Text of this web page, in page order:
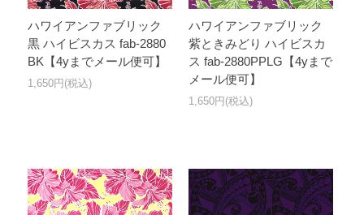
ハワイアンファブリック
黒 ハイビスカス fab-2880
BK【4yまでメール便可】
1,650円(税込)
ハワイアンファブリック
紫ときみどり ハイビスカ
ス fab-2880PPLG【4yまで
メール便可】
1,650円(税込)